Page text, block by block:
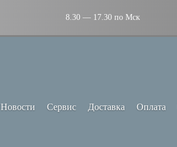
8.30 — 17.30 по Мск
Новости Сервис Доставка Оплата